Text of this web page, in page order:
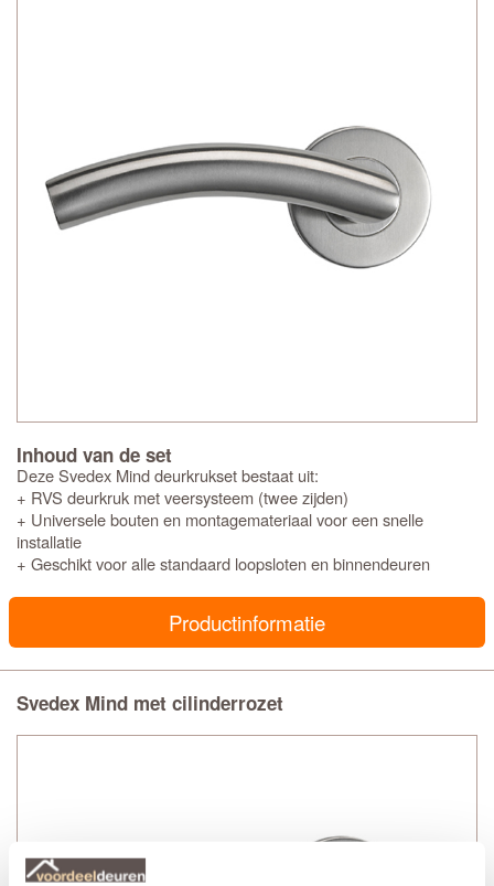
Inhoud van de set
Deze Svedex Mind deurkrukset bestaat uit:
+ RVS deurkruk met veersysteem (twee zijden)
+ Universele bouten en montagemateriaal voor een snelle
installatie
+ Geschikt voor alle standaard loopsloten en binnendeuren
Productinformatie
Svedex Mind met cilinderrozet